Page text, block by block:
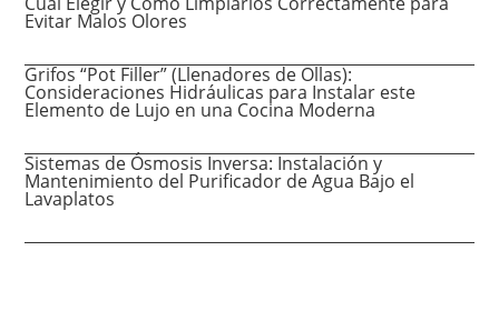
Evitar Malos Olores
Grifos “Pot Filler” (Llenadores de Ollas):
Consideraciones Hidráulicas para Instalar este
Elemento de Lujo en una Cocina Moderna
Sistemas de Ósmosis Inversa: Instalación y
Mantenimiento del Purificador de Agua Bajo el
Lavaplatos